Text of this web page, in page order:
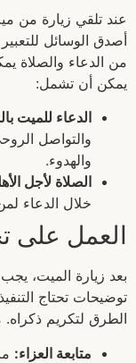
عند تلقي زيارة من
أصدق الوسائل
من الدعاء والصلاة
يمكن أن تشمل:
الدعاء للميت
والتواصل
والهدوء.
الصلاة لأجل
خلال الدعاء
العمل على
بعد زيارة الميت،
توضيحات تحتاج
الطرق لتكريم
متابعة العزاء: